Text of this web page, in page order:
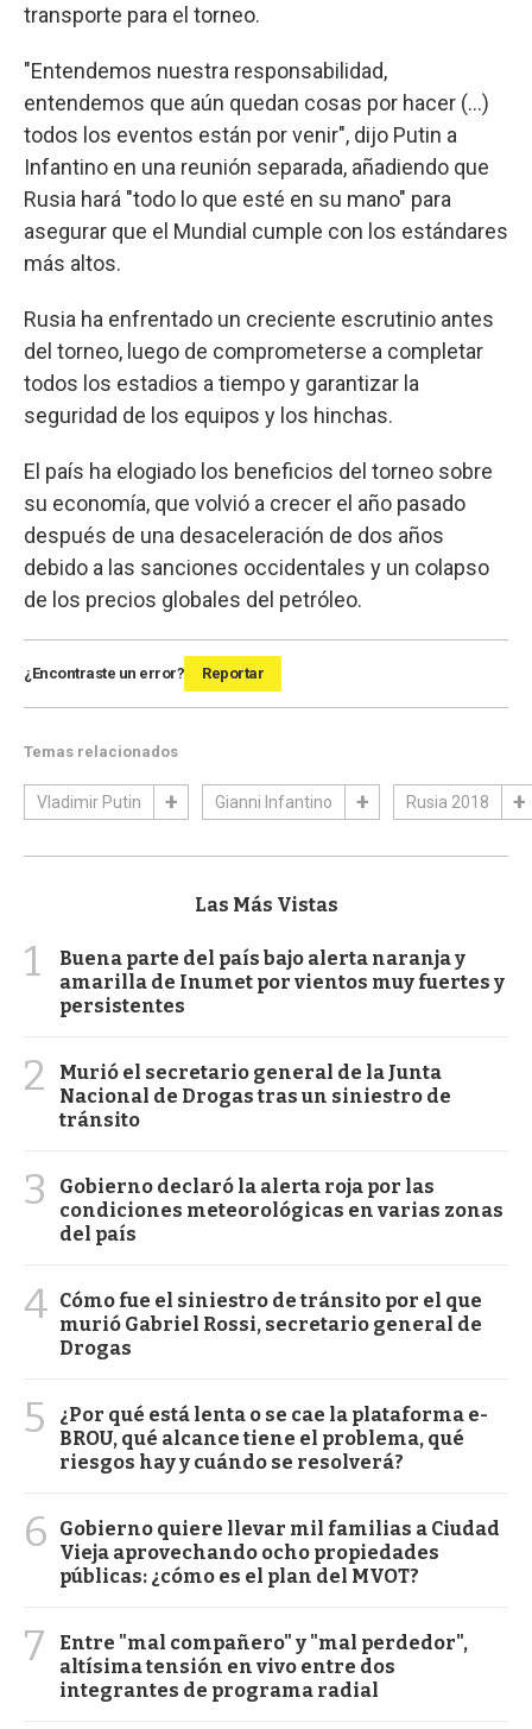
transporte para el torneo.
"Entendemos nuestra responsabilidad,
entendemos que aún quedan cosas por hacer (...)
todos los eventos están por venir", dijo Putin a
Infantino en una reunión separada, añadiendo que
Rusia hará "todo lo que esté en su mano" para
asegurar que el Mundial cumple con los estándares
más altos.
Rusia ha enfrentado un creciente escrutinio antes
del torneo, luego de comprometerse a completar
todos los estadios a tiempo y garantizar la
seguridad de los equipos y los hinchas.
El país ha elogiado los beneficios del torneo sobre
su economía, que volvió a crecer el año pasado
después de una desaceleración de dos años
debido a las sanciones occidentales y un colapso
de los precios globales del petróleo.
¿Encontraste un error? Reportar
Temas relacionados
Vladimir Putin Gianni Infantino Rusia 2018
Las Más Vistas
1
Buena parte del país bajo alerta naranja y
amarilla de Inumet por vientos muy fuertes y
persistentes
2
Murió el secretario general de la Junta
Nacional de Drogas tras un siniestro de
tránsito
3
Gobierno declaró la alerta roja por las
condiciones meteorológicas en varias zonas
del país
4 Cómo fue el siniestro de tránsito por el que
murió Gabriel Rossi, secretario general de
Drogas
5
¿Por qué está lenta o se cae la plataforma e-
BROU, qué alcance tiene el problema, qué
riesgos hay y cuándo se resolverá?
6
Gobierno quiere llevar mil familias a Ciudad
Vieja aprovechando ocho propiedades
públicas: ¿cómo es el plan del MVOT?
7
Entre "mal compañero" y "mal perdedor",
altísima tensión en vivo entre dos
integrantes de programa radial